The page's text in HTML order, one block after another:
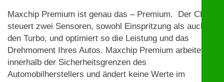
Maxchip Premium ist genau das – Premium. Der Chip
steuert zwei Sensoren, sowohl Einspritzung als auch
den Turbo, und optimiert so die Leistung und das
Drehmoment Ihres Autos. Maxchip Premium arbeitet
innerhalb der Sicherheitsgrenzen des
Automobilherstellers und ändert keine Werte im